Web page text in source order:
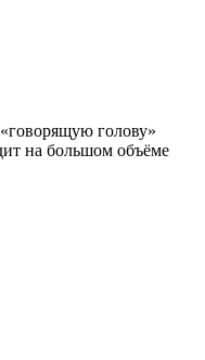
голову»
на большом объёме